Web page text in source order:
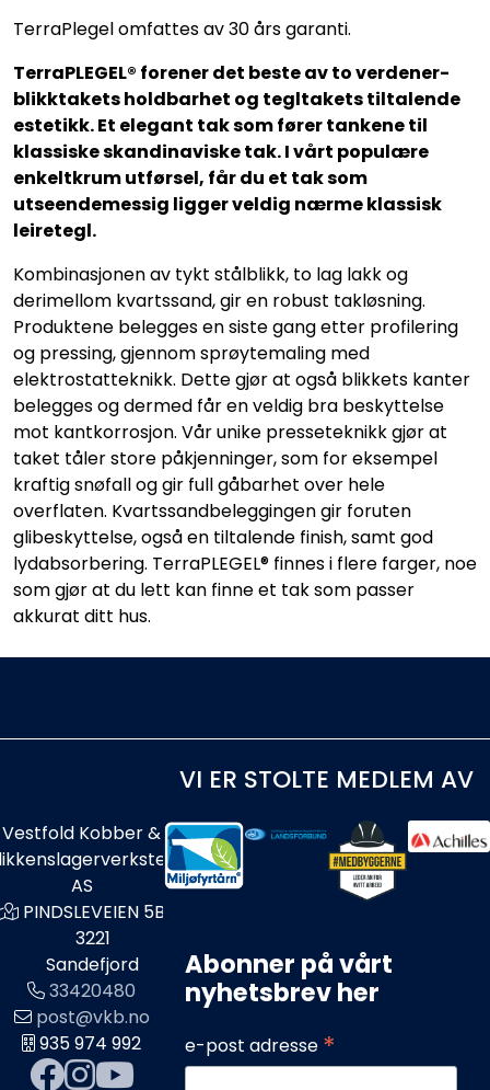
TerraPlegel omfattes av 30 års garanti.
TerraPLEGEL® forener det beste av to verdener-
blikktakets holdbarhet og tegltakets tiltalende
estetikk. Et elegant tak som fører tankene til
klassiske skandinaviske tak. I vårt populære
enkeltkrum utførsel, får du et tak som
utseendemessig ligger veldig nærme klassisk
leiretegl.
Kombinasjonen av tykt stålblikk, to lag lakk og
derimellom kvartssand, gir en robust takløsning.
Produktene belegges en siste gang etter profilering
og pressing, gjennom sprøytemaling med
elektrostatteknikk. Dette gjør at også blikkets kanter
belegges og dermed får en veldig bra beskyttelse
mot kantkorrosjon. Vår unike presseteknikk gjør at
taket tåler store påkjenninger, som for eksempel
kraftig snøfall og gir full gåbarhet over hele
overflaten. Kvartssandbeleggingen gir foruten
glibeskyttelse, også en tiltalende finish, samt god
lydabsorbering. TerraPLEGEL® finnes i flere farger, noe
som gjør at du lett kan finne et tak som passer
akkurat ditt hus.
VI ER STOLTE MEDLEM AV
Vestfold Kobber &
AS
PINDSLEVEIEN 5B
3221
Sandefjord
33420480
post@vkb.no
935 974 992
Abonner på vårt
nyhetsbrev her
e-post adresse *